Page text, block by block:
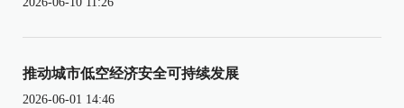
推动城市低空经济安全可持续发展
2026-06-01 14:46